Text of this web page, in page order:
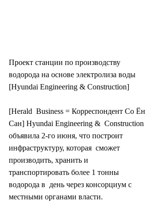
Проект станции по производству
водорода на основе электролиза воды
[Hyundai Engineering & Construction]
[Herald  Business = Корреспондент Со Ён
Сан] Hyundai Engineering &  Construction
объявила 2-го июня, что построит
инфраструктуру, которая  сможет
производить, хранить и
транспортировать более 1 тонны
водорода в  день через консорциум с
местными органами власти.